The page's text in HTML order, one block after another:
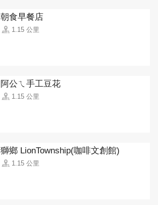
朝食早餐店
1.15 公里
阿公ㄟ手工豆花
1.15 公里
獅鄉 LionTownship(咖啡文創館)
1.15 公里